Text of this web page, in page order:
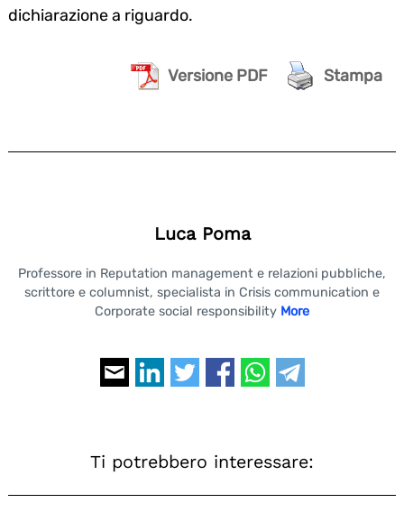
dichiarazione a riguardo.
Versione PDF Stampa
Luca Poma
Professore in Reputation management e relazioni pubbliche,
scrittore e columnist, specialista in Crisis communication e
Corporate social responsibility More
Ti potrebbero interessare: